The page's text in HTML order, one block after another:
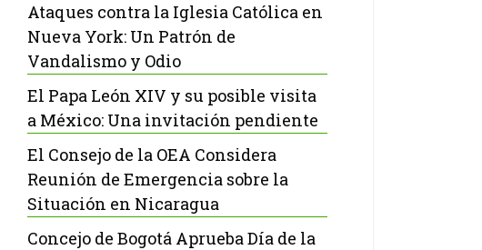
Ataques contra la Iglesia Católica en
Nueva York: Un Patrón de
Vandalismo y Odio
El Papa León XIV y su posible visita
a México: Una invitación pendiente
El Consejo de la OEA Considera
Reunión de Emergencia sobre la
Situación en Nicaragua
Concejo de Bogotá Aprueba Día de la